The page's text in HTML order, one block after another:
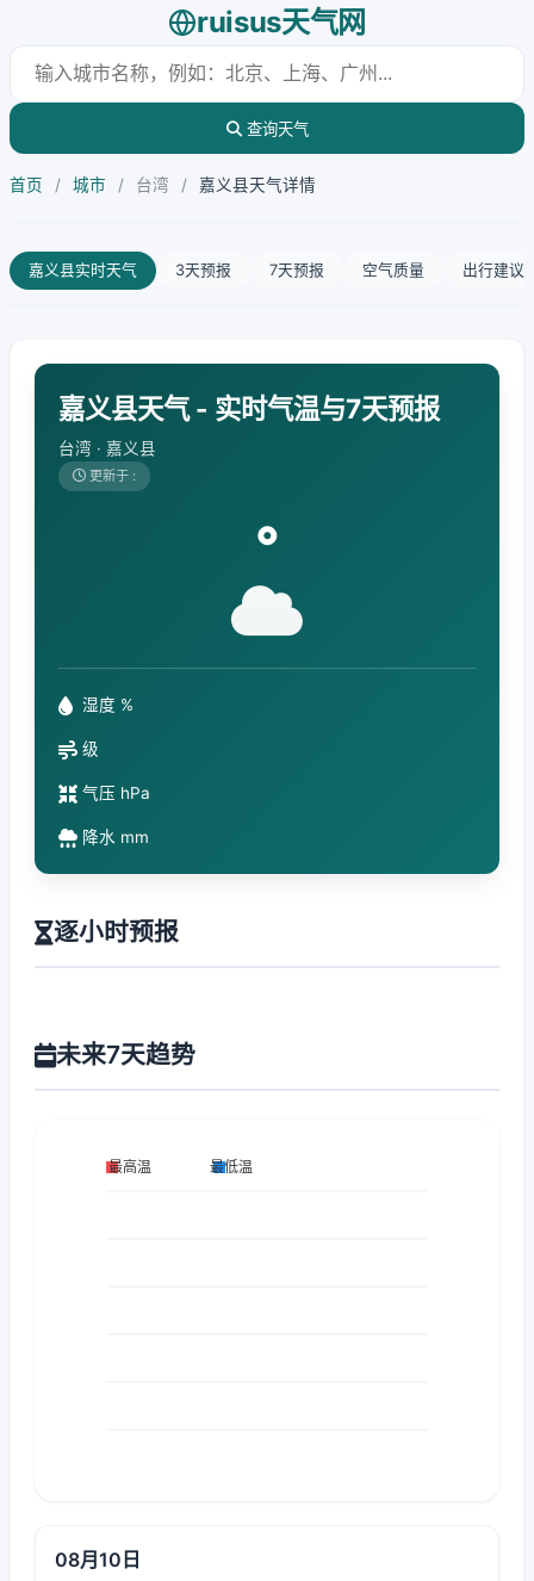
ruisus天气网
查询天气
首页 / 城市 / 台湾 / 嘉义县天气详情
嘉义县实时天气 3天预报 7天预报 空气质量 出行建议
嘉义县天气 - 实时气温与7天预报
台湾 · 嘉义县
更新于 :
°
湿度 %
级
气压 hPa
降水 mm
逐小时预报
未来7天趋势
08月10日